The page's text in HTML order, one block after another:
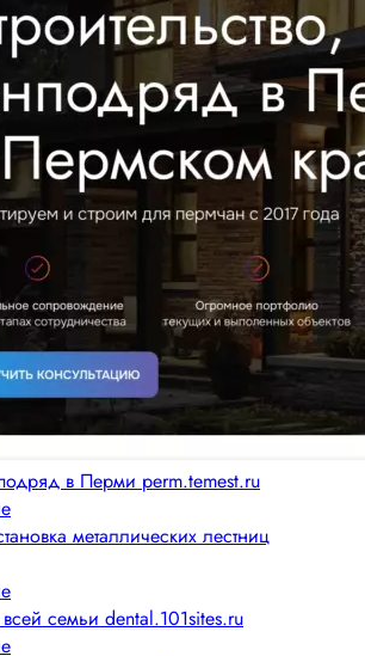
в Перми perm.temest.ru
металлических лестниц
семьи dental.101sites.ru